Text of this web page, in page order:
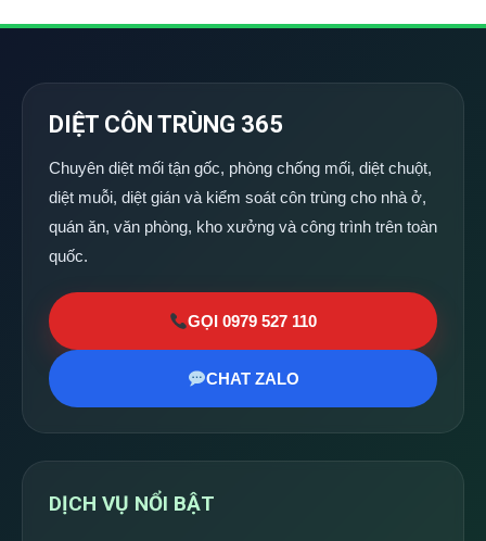
DIỆT CÔN TRÙNG 365
Chuyên diệt mối tận gốc, phòng chống mối, diệt chuột,
diệt muỗi, diệt gián và kiểm soát côn trùng cho nhà ở,
quán ăn, văn phòng, kho xưởng và công trình trên toàn
quốc.
GỌI 0979 527 110
CHAT ZALO
DỊCH VỤ NỔI BẬT